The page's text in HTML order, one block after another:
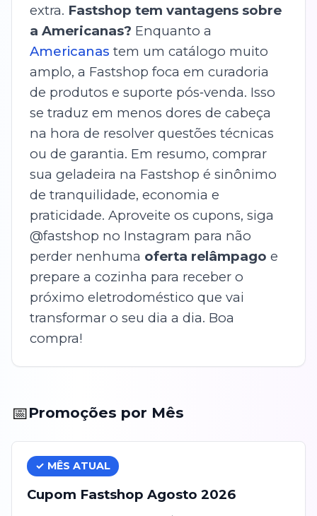
extra. Fastshop tem vantagens sobre
a Americanas? Enquanto a
Americanas tem um catálogo muito
amplo, a Fastshop foca em curadoria
de produtos e suporte pós‑venda. Isso
se traduz em menos dores de cabeça
na hora de resolver questões técnicas
ou de garantia. Em resumo, comprar
sua geladeira na Fastshop é sinônimo
de tranquilidade, economia e
praticidade. Aproveite os cupons, siga
@fastshop no Instagram para não
perder nenhuma oferta relâmpago e
prepare a cozinha para receber o
próximo eletrodoméstico que vai
transformar o seu dia a dia. Boa
compra!
📅Promoções por Mês
✓ MÊS ATUAL
Cupom Fastshop Agosto 2026